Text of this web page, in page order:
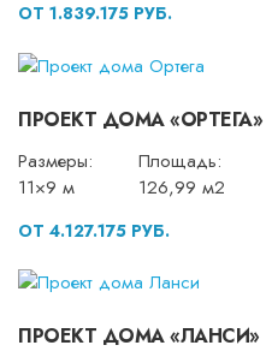
ОТ 1.839.175 РУБ.
ПРОЕКТ ДОМА «ОРТЕГА»
Размеры:
11×9 м
Площадь:
126,99 м2
ОТ 4.127.175 РУБ.
ПРОЕКТ ДОМА «ЛАНСИ»